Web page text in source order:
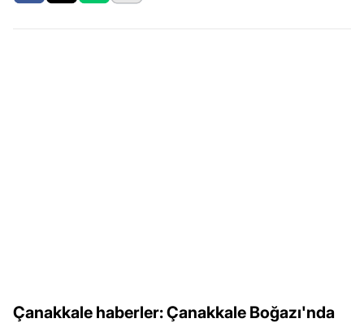
Çanakkale haberler: Çanakkale Boğazı'nda